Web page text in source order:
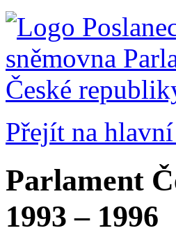
Přejít na
Parlament
1993 – 1996